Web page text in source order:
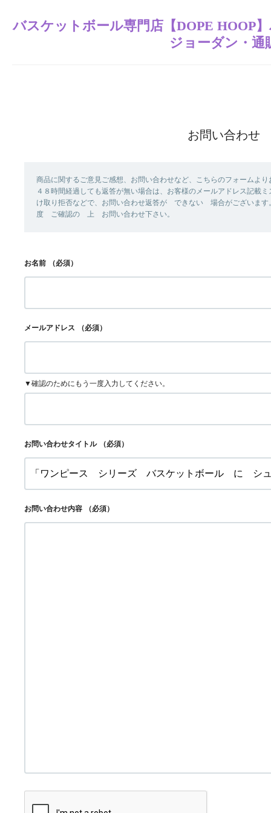
バスケットボール専門店【DOPE HOOP
ジョーダン・通
お問い合わせ
商品に関するご意見ご感想、お問い合わせなど、こちらのフォームよ
４８時間経過しても返答が無い場合は、お客様のメールアドレス記
け取り拒否などで、お問い合わせ返答が できない 場合がございま
度 ご確認の 上 お問い合わせ下さい。
お名前 （必須）
メールアドレス （必須）
▼確認のためにもう一度入力してください。
お問い合わせタイトル （必須）
お問い合わせ内容 （必須）